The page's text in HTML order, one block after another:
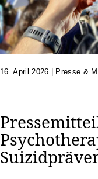
16. April 2026 | Presse &